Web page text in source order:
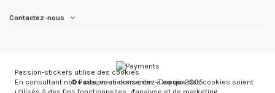
Contactez-nous
© Passion-stickers.com - Depuis 2005
Passion-stickers utilise des cookies
En consultant notre site, vous consentez à ce que des cookies soient